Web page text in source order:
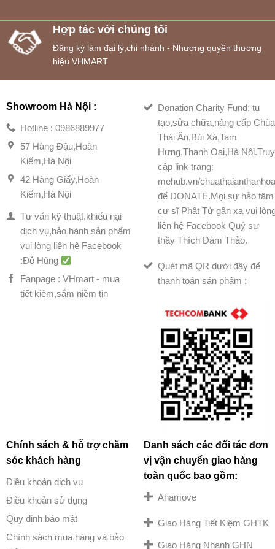
Hợp tác với chúng tôi
Đăng ký làm đại lý,chi nhánh - Nhượng quyền thương
hiệu VHMART
Showroom Hà Nội :
Hotline : 0986889977
57 Hàng Đậu,Hoàn
Kiếm,Hà Nội
42 Hàng Giấy,Hoàn
Kiếm,Hà Nội
Tư vấn kỹ thuật,khiếu nại
dịch vụ,bảo hành sản phẩm
vui lòng liên hệ Facebook
:Đỗ Hùng
Fanpage : VHmart - mua
tiết kiệm,sắm niềm tin
Donation Charity Fund: tu
tạo,sửa chữa,nâng cấp Chùa
Thái Ân,Bùi Xá,Tam
Hưng,Thanh Oai,Hà Nội.Truy
cập link trang:
mehub.vn/
để DONATE.Mọi sự hảo tâm
cư sĩ Phật Tử gần xa vui
liên hệ Facebook Quý sư
thầy Thích Đàm Thảo.
Quét mã QR dưới đây để
thanh toán sản phẩm :
Chính sách & hỗ trợ chăm
sóc khách hàng
Điều khoản dịch vụ
Điều khoản sử dụng
Quy định bảo mật
Chính sách mua hàng và bảo
Danh sách các đối tác đơn
vị vận chuyển giao hàng
toàn quốc bao gồm:
Ahamove
Giao Hàng Tiết Kiệm GHTK
Giao Hàng Nhanh GHN